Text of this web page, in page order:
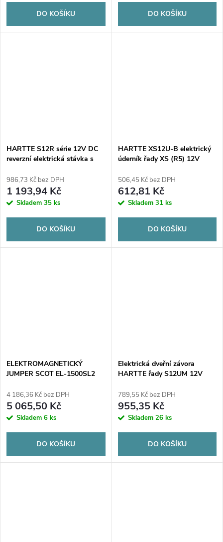
DO KOŠÍKU DO KOŠÍKU
HARTTE S12R série 12V DC
reverzní elektrická stávka s
986,73 Kč bez DPH
1 193,94 Kč
Skladem 35 ks
DO KOŠÍKU
HARTTE XS12U-B elektrický
úderník řady XS (R5) 12V
pružinou
506,45 Kč bez DPH
612,81 Kč
Skladem 31 ks
DO KOŠÍKU
ELEKTROMAGNETICKÝ
JUMPER SCOT EL-1500SL2
4 186,36 Kč bez DPH
5 065,50 Kč
Skladem 6 ks
DO KOŠÍKU
Elektrická dveřní závora
HARTTE řady S12UM 12V
monitorováním
789,55 Kč bez DPH
955,35 Kč
Skladem 26 ks
DO KOŠÍKU